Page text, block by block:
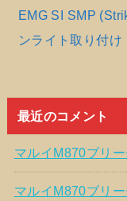
EMG SI SMP
ンライト取り付け
最近のコメント
マルイM870ブリ
マルイM870ブリ